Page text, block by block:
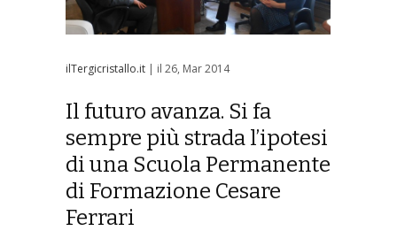
ilTergicristallo.it | il 26, Mar 2014
Il futuro avanza. Si fa
sempre più strada l’ipotesi
di una Scuola Permanente
di Formazione Cesare
Ferrari